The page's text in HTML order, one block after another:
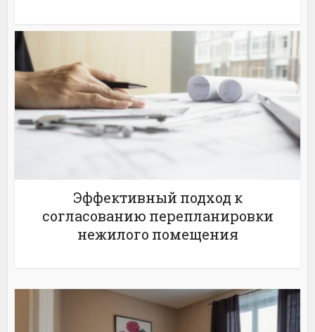
Эффективный подход к
согласованию перепланировки
нежилого помещения